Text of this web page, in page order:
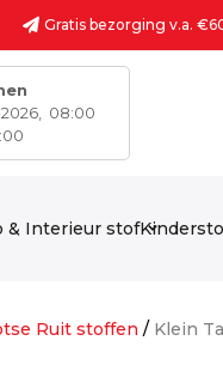
Gratis bezorging v.a.
08:00
& Interieur stof
Ruit stoffen / Klein